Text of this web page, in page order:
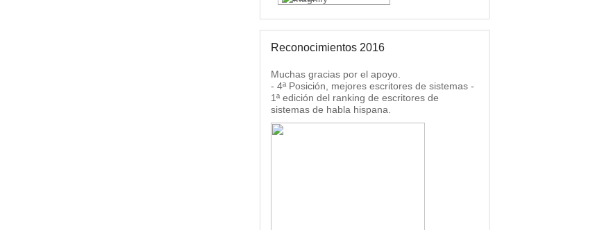
Reconocimientos 2016
Muchas gracias por el apoyo.
- 4ª Posición, mejores escritores de sistemas -
1ª edición del ranking de escritores de
sistemas de habla hispana.